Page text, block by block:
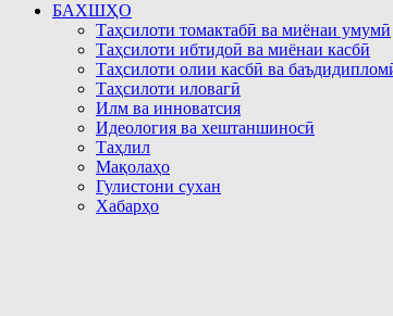
БАХШҲО
Таҳсилоти томактабӣ ва миёнаи умумӣ
Таҳсилоти ибтидоӣ ва миёнаи касбӣ
Таҳсилоти олии касбӣ ва
Таҳсилоти иловагӣ
Илм ва инноватсия
Идеология ва хештаншиносӣ
Таҳлил
Мақолаҳо
Гулистони сухан
Хабарҳо